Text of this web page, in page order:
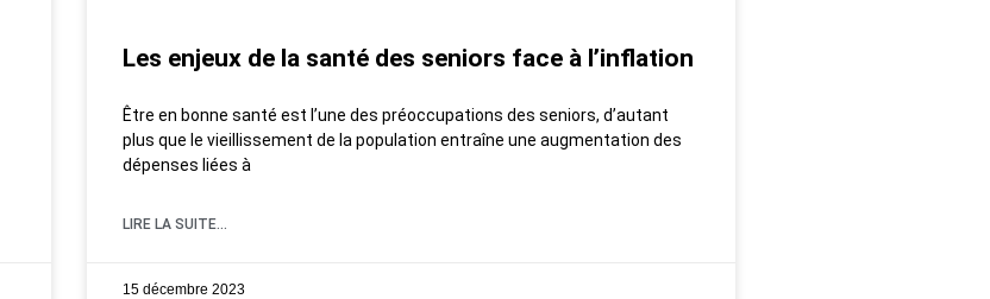
Les enjeux de la santé des seniors face à l’inflation
Être en bonne santé est l’une des préoccupations des seniors, d’autant
plus que le vieillissement de la population entraîne une augmentation des
dépenses liées à
LIRE LA SUITE...
15 décembre 2023